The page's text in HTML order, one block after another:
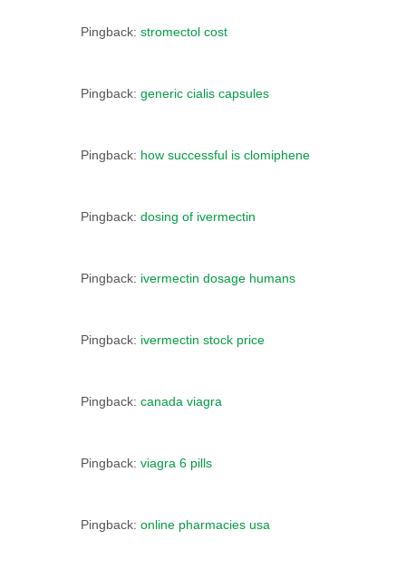
Pingback: stromectol cost
Pingback: generic cialis capsules
Pingback: how successful is clomiphene
Pingback: dosing of ivermectin
Pingback: ivermectin dosage humans
Pingback: ivermectin stock price
Pingback: canada viagra
Pingback: viagra 6 pills
Pingback: online pharmacies usa